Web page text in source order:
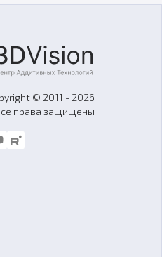
© 2011 - 2026
права защищены